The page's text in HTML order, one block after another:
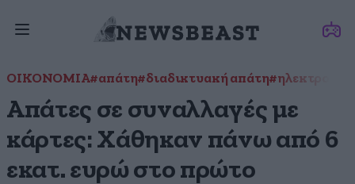
ΟΙΚΟΝΟΜΙΑ#απάτη#διαδικτυακή απάτη
Απάτες σε συναλλαγές με
κάρτες: Χάθηκαν πάνω από 6
εκατ. ευρώ στο πρώτο